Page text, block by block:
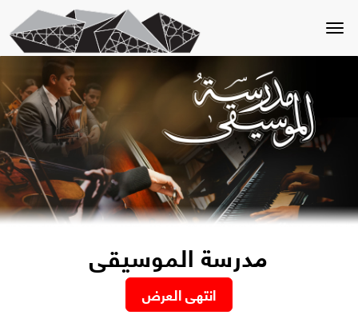
Toggle
navigation
مدرسة الموسيقى
انتهى العرض